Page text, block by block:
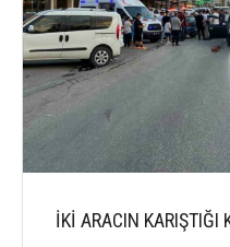
İKİ ARACIN KARIŞTIĞI